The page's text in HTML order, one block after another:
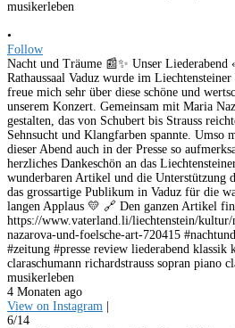
•
Follow
Nacht und Träume 📰✨ Unser Liederabend
Rathaussaal Vaduz wurde im
freue mich sehr über diese schöne und
unserem Konzert. Gemeinsam mit Maria
gestalten, das von Schubert bis Strauss
Sehnsucht und Klangfarben spannte. Umso
dieser Abend auch in der Presse so
herzliches Dankeschön an das
wunderbaren Artikel und die Unterstützung
das grossartige Publikum in Vaduz für die
langen Applaus 💛 🔗 Den ganzen Artikel
https://www.vaterland.li/liechtenstein/
nazarova-und-foelsche-art-720415
#zeitung #presse review liederabend klassik
claraschumann richardstrauss sopran piano
musikerleben
4 Monaten ago
View on Instagram |
6/14